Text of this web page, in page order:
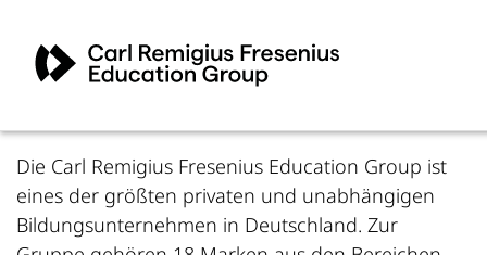
Die Carl Remigius Fresenius Education Group ist
eines der größten privaten und unabhängigen
Bildungsunternehmen in Deutschland. Zur